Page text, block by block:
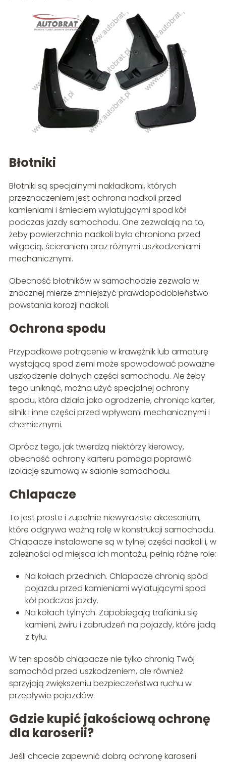
Błotniki
Błotniki są specjalnymi nakładkami, których
przeznaczeniem jest ochrona nadkoli przed
kamieniami i śmieciem wylatującymi spod kół
podczas jazdy samochodu. One zezwalają na to,
żeby powierzchnia nadkoli była chroniona przed
wilgocią, ścieraniem oraz różnymi uszkodzeniami
mechanicznymi.
Obecność błotników w samochodzie zezwala w
znacznej mierze zmniejszyć prawdopodobieństwo
powstania korozji nadkoli.
Ochrona spodu
Przypadkowe potrącenie w krawężnik lub armaturę
wystającą spod ziemi może spowodować poważne
uszkodzenie dolnych części samochodu. Ale żeby
tego uniknąć, można użyć specjalnej ochrony
spodu, która działa jako ogrodzenie, chroniąc karter,
silnik i inne części przed wpływami mechanicznymi i
chemicznymi.
Oprócz tego, jak twierdzą niektórzy kierowcy,
obecność ochrony karteru pomaga poprawić
izolację szumową w salonie samochodu.
Chlapacze
To jest proste i zupełnie niewyraziste akcesorium,
które odgrywa ważną rolę w konstrukcji samochodu.
Chlapacze instalowane są w tylnej części nadkoli i, w
zależności od miejsca ich montażu, pełnią różne role:
Na kołach przednich. Chlapacze chronią spód
pojazdu przed kamieniami wylatującymi spod
kół podczas jazdy.
Na kołach tylnych. Zapobiegają trafianiu się
kamieni, żwiru i zabrudzeń na pojazdy, które jadą
z tyłu.
W ten sposób chlapacze nie tylko chronią Twój
samochód przed uszkodzeniem, ale również
sprzyjają zwiększeniu bezpieczeństwa ruchu w
przepływie pojazdów.
Gdzie kupić jakościową ochronę
dla karoserii?
Jeśli chcecie zapewnić dobrą ochronę karoserii